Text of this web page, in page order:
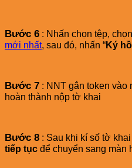
Bước 6 : Nhấn chọn tệp,
mới nhất, sau đó, nhấn “Ký
Bước 7 : NNT gắn token vào
hoàn thành nộp tờ khai
Bước 8 : Sau khi kí số tờ
tiếp tục để chuyển sang màn